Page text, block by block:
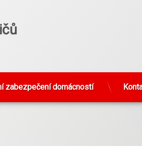
zabezpečení domácností